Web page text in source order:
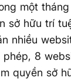
một
sở hữu trí
nhiều
8
quyền sở